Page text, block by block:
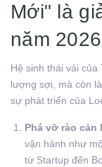
Mới" là
năm
Hệ sinh thái vải
lượng sợi, mà còn
sự phát triển của
Phá vỡ rào cản
vận hành như
từ Startup đến